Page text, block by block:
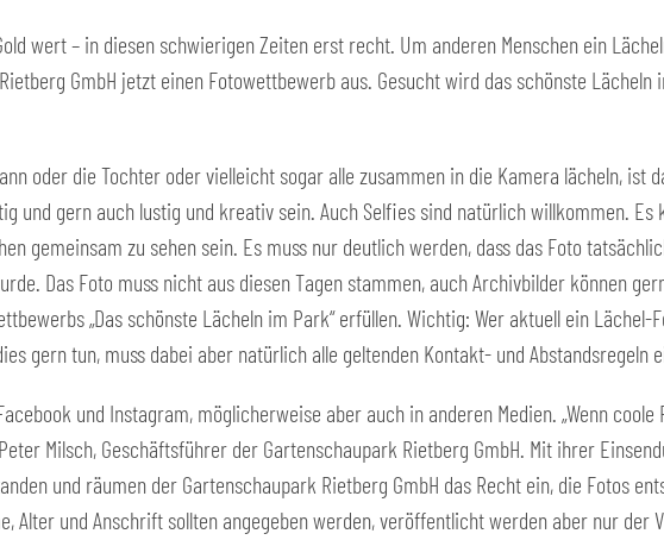
wert – in diesen schwierigen Zeiten erst recht. Um anderen Menschen ein
GmbH jetzt einen Fotowettbewerb aus. Gesucht wird das schönste Lächeln
oder die Tochter oder vielleicht sogar alle zusammen in die Kamera lächeln, ist
und gern auch lustig und kreativ sein. Auch Selfies sind natürlich willkommen. Es
gemeinsam zu sehen sein. Es muss nur deutlich werden, dass das Foto
Das Foto muss nicht aus diesen Tagen stammen, auch Archivbilder können
„Das schönste Lächeln im Park“ erfüllen. Wichtig: Wer aktuell ein
gern tun, muss dabei aber natürlich alle geltenden Kontakt- und Abstandsregeln
und Instagram, möglicherweise aber auch in anderen Medien. „Wenn coole
Milsch, Geschäftsführer der Gartenschaupark Rietberg GmbH. Mit ihrer
und räumen der Gartenschaupark Rietberg GmbH das Recht ein, die Fotos
Alter und Anschrift sollten angegeben werden, veröffentlicht werden aber nur der